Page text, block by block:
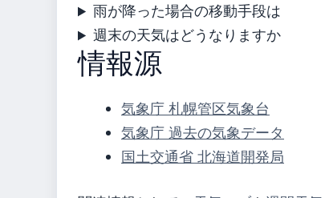
雨が降った場合の移動手段は
週末の天気はどうなりますか
情報源
気象庁 札幌管区気象台
気象庁 過去の気象データ
国土交通省 北海道開発局